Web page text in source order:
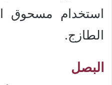
استخدام مسحوق
الطازج.
البصل